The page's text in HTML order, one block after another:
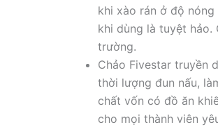
khi xào rán ở độ
khi dùng là tuyệt hảo.
trường.
Chảo Fivestar truyền
thời lượng đun nấu,
chất vốn có đồ ăn
cho mọi thành viên